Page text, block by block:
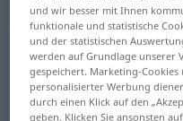
eindrucksvolladj
Übersicht aller
(Für mehr Details die
und wir besser mit Ihnen
funktionale und statistische
und der statistischen
werden auf Grundlage unserer
gespeichert. Marketing-
personalisierter Werbung
durch einen Klick auf den
geben. Klicken Sie ansonsten